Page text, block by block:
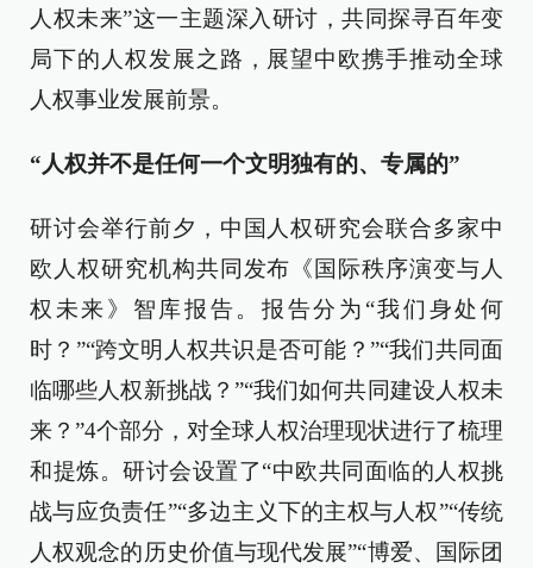
人权未来”这一主题深入研讨，共同探寻百年变
局下的人权发展之路，展望中欧携手推动全球
人权事业发展前景。
“人权并不是任何一个文明独有的、专属的”
研讨会举行前夕，中国人权研究会联合多家中
欧人权研究机构共同发布《国际秩序演变与人
权未来》智库报告。报告分为“我们身处何
时？”“跨文明人权共识是否可能？”“我们共同面
临哪些人权新挑战？”“我们如何共同建设人权未
来？”4个部分，对全球人权治理现状进行了梳理
和提炼。研讨会设置了“中欧共同面临的人权挑
战与应负责任”“多边主义下的主权与人权”“传统
人权观念的历史价值与现代发展”“博爱、国际团